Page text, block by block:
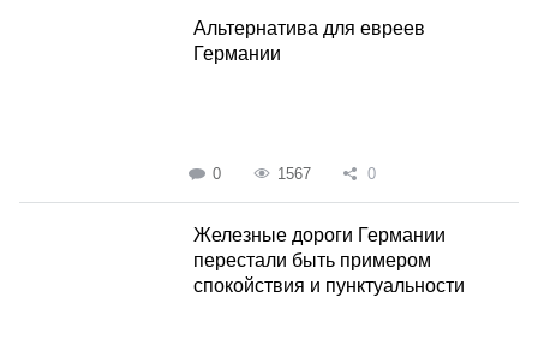
Альтернатива для евреев
Германии
0 1567 0
Железные дороги Германии
перестали быть примером
спокойствия и пунктуальности